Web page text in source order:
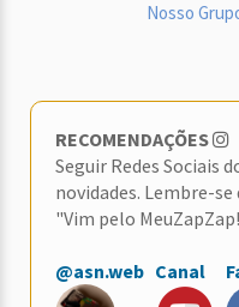
Nosso
RECOMENDAÇÕES
Seguir Redes Sociais
novidades. Lembre-
"Vim pelo
@asn.web Canal